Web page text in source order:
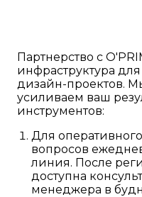
Партнерство с
инфраструктура
дизайн-проектов.
усиливаем ваш
инструментов:
Для
вопросов
линия. После
доступна
менеджера в